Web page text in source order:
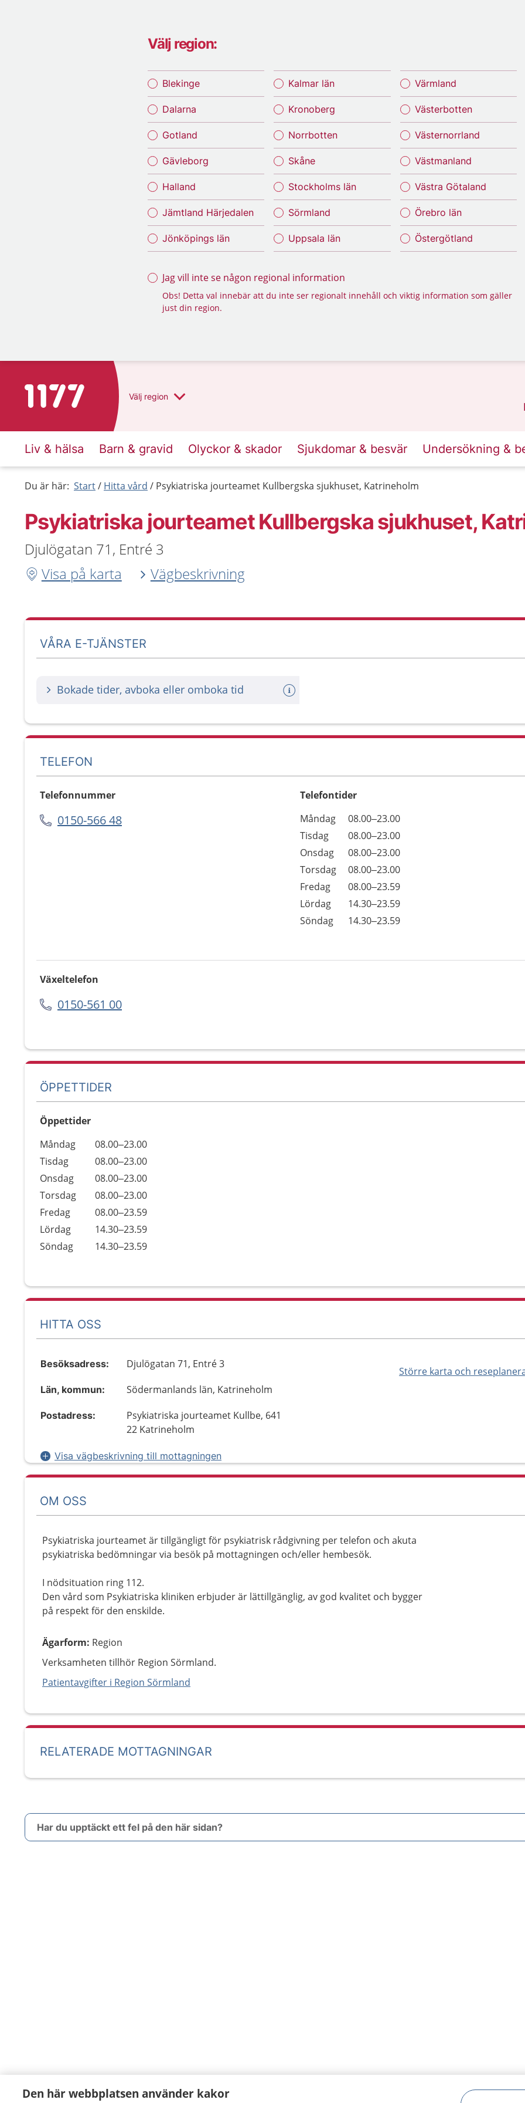
Välj region:
Blekinge
Dalarna
Gotland
Gävleborg
Halland
Jämtland Härjedalen
Jönköpings län
Kalmar län
Kronoberg
Norrbotten
Skåne
Stockholms län
Sörmland
Uppsala län
Värmland
Västerbotten
Västernorrland
Västmanland
Västra Götaland
Örebro län
Östergötland
Jag vill inte se någon regional information
Obs! Detta val innebär att du inte ser regionalt innehåll och viktig information som gäller
just din region.
Till startsidan för 1177 Välj region
Liv & hälsa Barn & gravid Olyckor & skador Sjukdomar & besvär Undersökning &
Du är här: Start Hitta vård Psykiatriska jourteamet Kullbergska sjukhuset, Katrineholm
Psykiatriska jourteamet Kullbergska sjukhuset,
Djulögatan 71, Entré 3
Visa på karta
Vägbeskrivning
VÅRA E-TJÄNSTER
Bokade tider, avboka eller omboka tid
TELEFON
Telefonnummer
0150-566 48
Telefontider
Dag
Öppettider
Kommentarer
Måndag
08.00–23.00
Tisdag
08.00–23.00
Onsdag
08.00–23.00
Torsdag
08.00–23.00
Fredag
08.00–23.59
Lördag
14.30–23.59
Söndag
14.30–23.59
Växeltelefon
0150-561 00
ÖPPETTIDER
Öppettider
Dag
Öppettider
Kommentarer
Måndag
08.00–23.00
Tisdag
08.00–23.00
Onsdag
08.00–23.00
Torsdag
08.00–23.00
Fredag
08.00–23.59
Lördag
14.30–23.59
Söndag
14.30–23.59
HITTA OSS
Större karta och
Besöksadress: Djulögatan 71, Entré 3
Län, kommun: Södermanlands län, Katrineholm
Postadress:
Psykiatriska jourteamet Kullbe, 641
22 Katrineholm
Visa vägbeskrivning till mottagningen
OM OSS
Psykiatriska jourteamet är tillgängligt för psykiatrisk rådgivning per telefon och akuta
psykiatriska bedömningar via besök på mottagningen och/eller hembesök.
I nödsituation ring 112.
Den vård som Psykiatriska kliniken erbjuder är lättillgänglig, av god kvalitet och bygger
på respekt för den enskilde.
Ägarform: Region
Verksamheten tillhör Region Sörmland.
Patientavgifter i Region Sörmland
RELATERADE MOTTAGNINGAR
Har du upptäckt ett fel på den här sidan?
Den här webbplatsen använder kakor